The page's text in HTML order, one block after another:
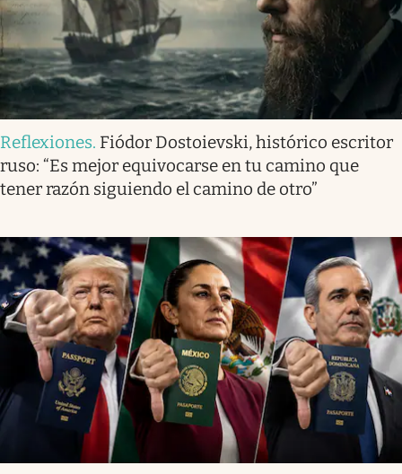
Reflexiones. Fiódor Dostoievski, histórico escritor
ruso: “Es mejor equivocarse en tu camino que
tener razón siguiendo el camino de otro”